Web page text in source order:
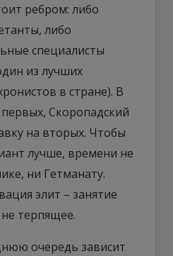
ребром: либо
либо
специалисты
из лучших
в стране). В
Скоропадский
на вторых. Чтобы
лучше, времени не
ни Гетманату.
элит – занятие
терпящее.
очередь зависит